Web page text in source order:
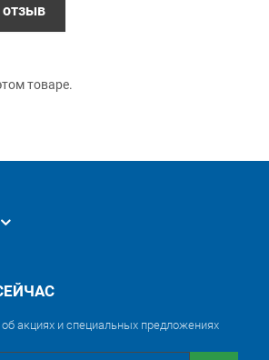
отзыв
товаре.
об акциях и специальных предложениях